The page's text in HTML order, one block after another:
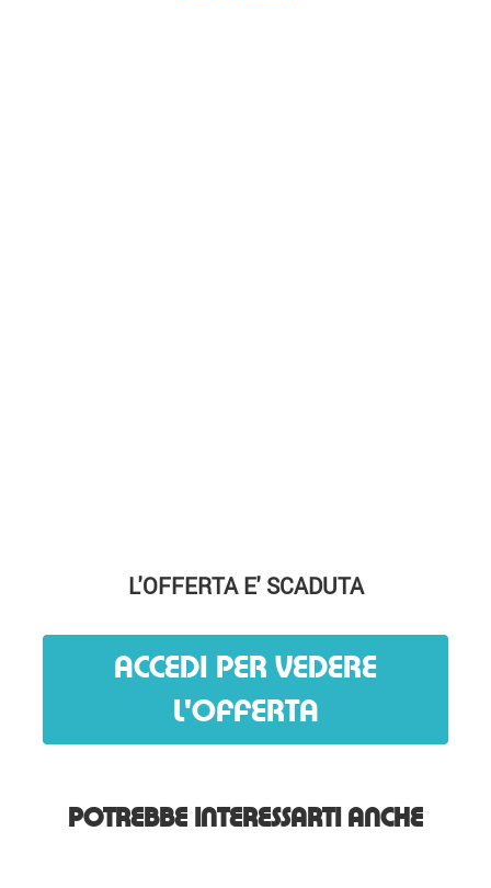
L'OFFERTA E' SCADUTA
ACCEDI PER VEDERE
L'OFFERTA
POTREBBE INTERESSARTI ANCHE